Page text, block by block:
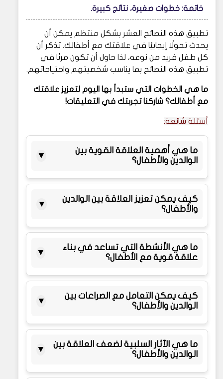
خاتمة: خطوات صغيرة، نتائج كبيرة.
تطبيق هذه النصائح العشر بشكل منتظم يمكن أن
يحدث تحولًا إيجابيًا في علاقتك مع أطفالك. تذكر أن
كل طفل فريد من نوعه، لذا حاول أن تكون مرنًا في
تطبيق هذه النصائح بما يناسب شخصيتهم واحتياجاتهم.
ما هي الخطوات التي ستبدأ بها اليوم لتعزيز علاقتك
مع أطفالك؟ شاركنا تجربتك في التعليقات!
أسئلة شائعة:
ما هي أهمية العلاقة القوية بين
الوالدين والأطفال؟
▼
كيف يمكن تعزيز العلاقة بين الوالدين
والأطفال؟
▼
ما هي الأنشطة التي تساعد في بناء
علاقة قوية مع الأطفال؟
▼
كيف يمكن التعامل مع الصراعات بين
الوالدين والأطفال؟
▼
ما هي الآثار السلبية لضعف العلاقة بين
الوالدين والأطفال؟
▼